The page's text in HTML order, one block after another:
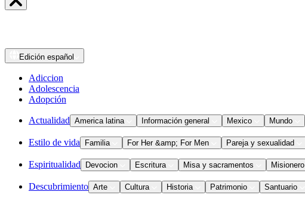
Edición español
Adiccion
Adolescencia
Adopción
Actualidad America latina Información general Mexico Mundo
Estilo de vida Familia For Her &amp; For Men Pareja y sexualidad
Espiritualidad Devocion Escritura Misa y sacramentos Misionero
Descubrimiento Arte Cultura Historia Patrimonio Santuario